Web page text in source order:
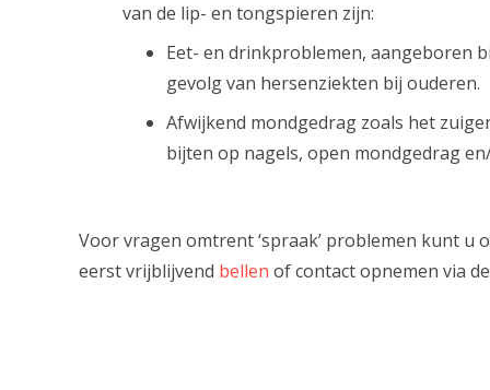
van de lip- en tongspieren zijn:
Eet- en drinkproblemen, aangeboren
gevolg van hersenziekten bij ouderen.
Afwijkend mondgedrag zoals het
bijten op nagels, open mondgedrag
Voor vragen omtrent ‘spraak’ problemen kunt u
eerst vrijblijvend bellen of contact opnemen via